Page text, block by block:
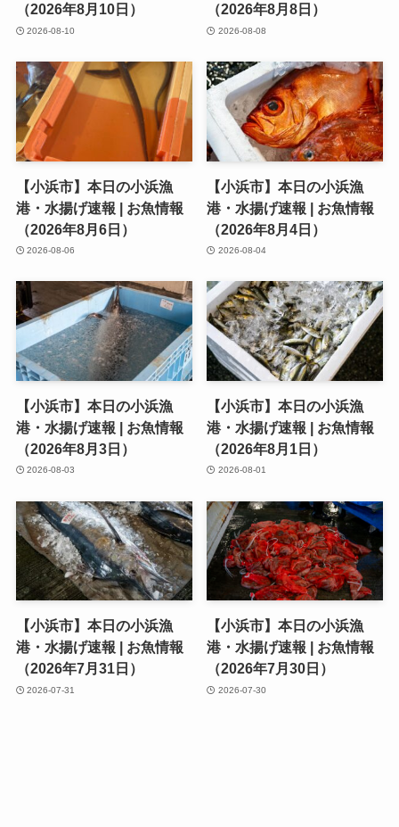
（2026年8月10日）
2026-08-10
（2026年8月8日）
2026-08-08
【小浜市】本日の小浜漁
港・水揚げ速報 | お魚情報
（2026年8月6日）
2026-08-06
【小浜市】本日の小浜漁
港・水揚げ速報 | お魚情報
（2026年8月4日）
2026-08-04
【小浜市】本日の小浜漁
港・水揚げ速報 | お魚情報
（2026年8月3日）
2026-08-03
【小浜市】本日の小浜漁
港・水揚げ速報 | お魚情報
（2026年8月1日）
2026-08-01
【小浜市】本日の小浜漁
港・水揚げ速報 | お魚情報
（2026年7月31日）
2026-07-31
【小浜市】本日の小浜漁
港・水揚げ速報 | お魚情報
（2026年7月30日）
2026-07-30